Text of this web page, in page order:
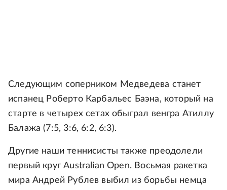
Следующим соперником Медведева станет
испанец Роберто Карбальес Баэна, который на
старте в четырех сетах обыграл венгра Атиллу
Балажа (7:5, 3:6, 6:2, 6:3).
Другие наши теннисисты также преодолели
первый круг Australian Open. Восьмая ракетка
мира Андрей Рублев выбил из борьбы немца